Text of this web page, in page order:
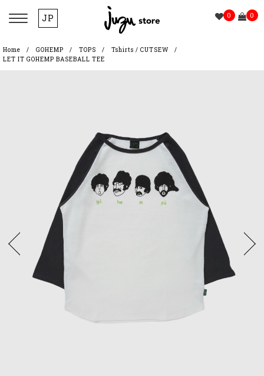
JP 0 0
Home GOHEMP TOPS
Tshirts / CUTSEW
LET IT GOHEMP BASEBALL TEE